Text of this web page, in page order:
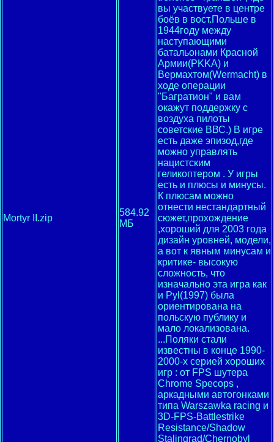
Mortyr II.zip
584.92
МБ
вы участвуете в центре
боёв в вост.Польше в
1944году между
наступающими
батальонами Красной
Армии(PKKA) и
Вермахтом(Wermacht) в
ходе операции
"Багратион" и вам
окажут поддержку с
воздуха пилоты
советские ВВС.) В игре
есть даже эпизод,где
можно управлять
нацистским
геликоптером . У игры
есть и плюсы и минусы.
К плюсам можно
отнести нестандартный
сюжет,прохождение
,хороший для 2003 года
дизайн уровней, модели,
а вот к явным минусам и
критике- высокую
сложность, что
изначально эта игра как
и Pyl(1997) была
ориентирована на
польскую публику и
мало локализована.
...Поляки cтали
известны в конце 1990-
2000-х серией хороших
игр : от FPS шутера
Chrome Specops ,
аркадными автогонками
типа Warszawka racing и
3D-FPS-Battlestrike
Resistance/Shadow
Stalingrad/Chernobyl